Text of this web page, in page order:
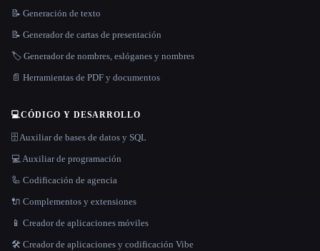
📝 Generación de texto
📝 Generador de cartas de presentación
🏷️ Generador de nombres, eslóganes y nombres
📄 Herramientas de PDF y documentos
💻CÓDIGO Y DESARROLLO
🗄️ Auxiliar de bases de datos y SQL
💻 Auxiliar de programación
🦾 Codificación de agencia
🔌 Complementos y extensiones
📱 Creador de aplicaciones móviles
🛠️ Creador de aplicaciones y codificación Vibe